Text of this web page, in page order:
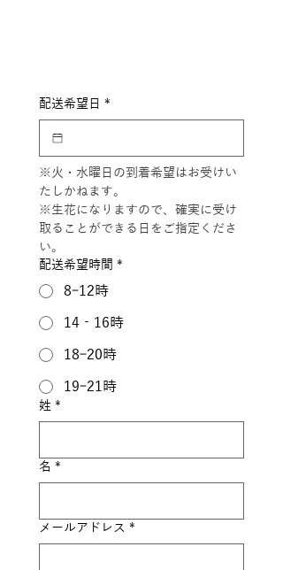
配送希望日 *
※火・水曜日の到着希望はお受けい
たしかねます。
※生花になりますので、確実に受け
取ることができる日をご指定くださ
い。
配送希望時間 *
8ｰ12時
14‐16時
18ｰ20時
19ｰ21時
姓 *
名 *
メールアドレス *